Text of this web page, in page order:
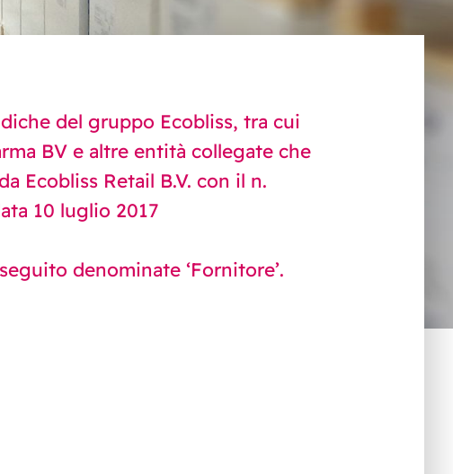
del gruppo Ecobliss, tra cui
BV e altre entità collegate che
Ecobliss Retail B.V. con il n.
10 luglio 2017
denominate ‘Fornitore’.